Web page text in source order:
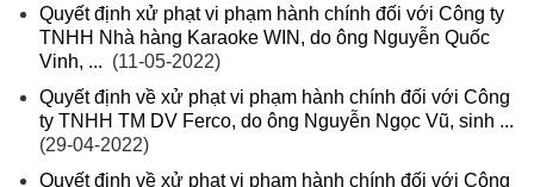
Quyết định xử phạt vi phạm hành chính đối với Công ty
TNHH Nhà hàng Karaoke WIN, do ông Nguyễn Quốc
Vinh, ... (11-05-2022)
Quyết định về xử phạt vi phạm hành chính đối với Công
ty TNHH TM DV Ferco, do ông Nguyễn Ngọc Vũ, sinh ...
(29-04-2022)
Quyết định về xử phạt vi phạm hành chính đối với Công